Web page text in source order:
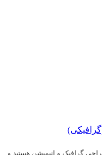
گرافیک و انیمیشن هستید و